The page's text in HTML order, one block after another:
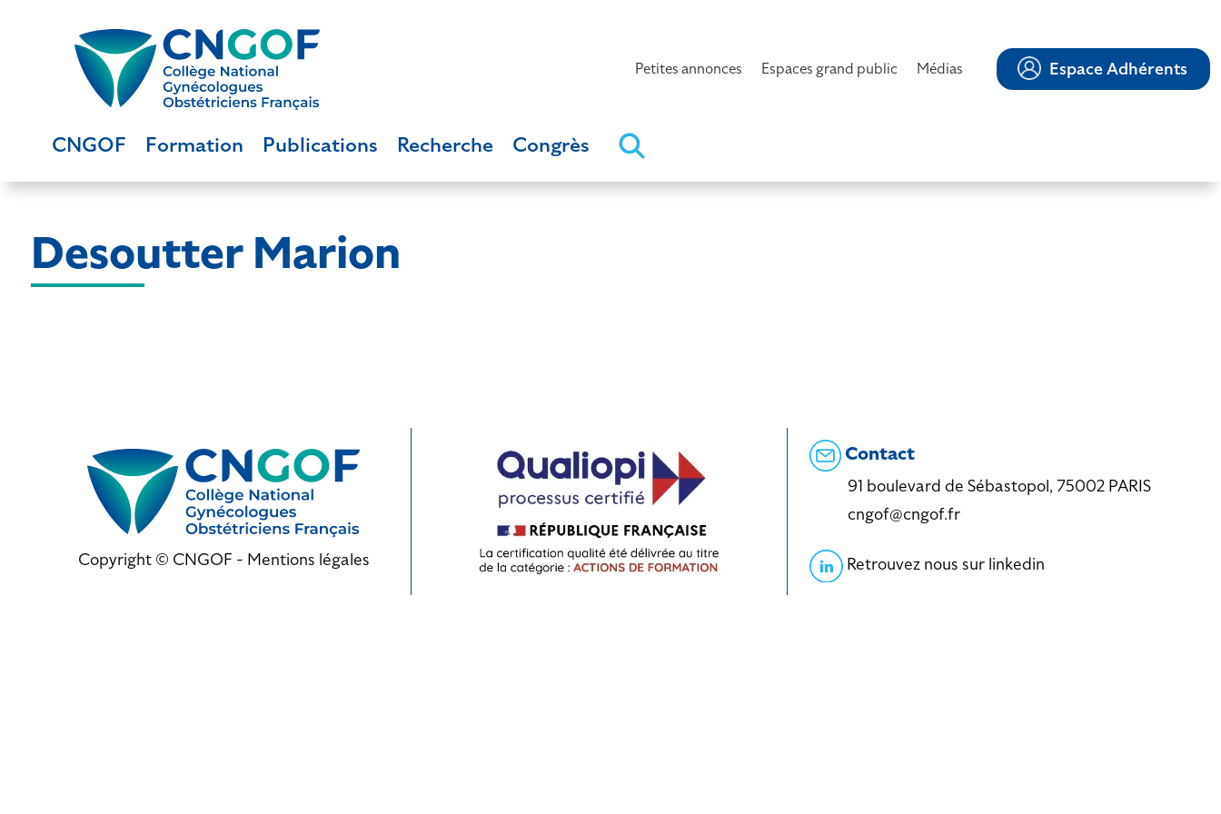
Petites annonces Espaces grand public Médias Espace Adhérents
CNGOF Formation Publications Recherche Congrès
Desoutter Marion
Copyright © CNGOF - Mentions légales
Contact
91 boulevard de Sébastopol, 75002 PARIS
cngof@cngof.fr
Retrouvez nous sur linkedin